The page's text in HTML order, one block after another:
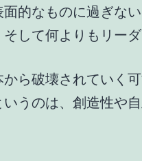
面的なものに過ぎな
して何よりもリーダ
から破壊されていく
うのは、創造性や